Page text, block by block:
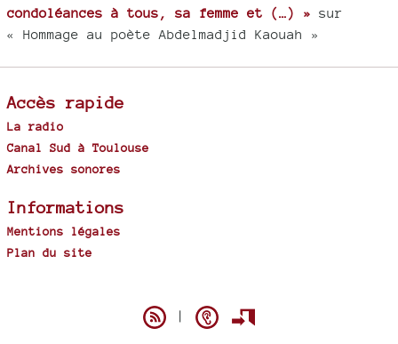
condoléances à tous, sa femme et (…) » sur
« Hommage au poète Abdelmadjid Kaouah »
Accès rapide
La radio
Canal Sud à Toulouse
Archives sonores
Informations
Mentions légales
Plan du site
|